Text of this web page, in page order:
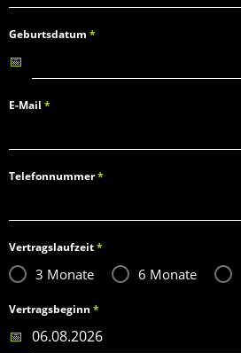
Geburtsdatum *
E-Mail *
Telefonnummer*
Vertragslaufzeit*
3 Monate 6 Monate
Vertragsbeginn *